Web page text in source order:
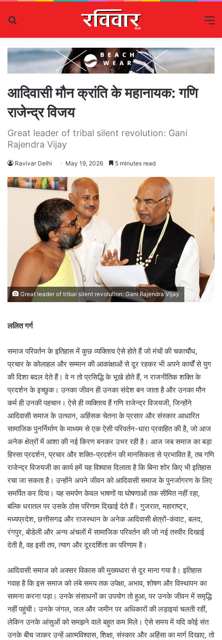
आदिवासी मौन क्रांति के महानायक: गणि
राजेन्द्र विजय
Great leader of tribal silent revolution: Gani
Rajendra Vijay
Ravivar Delhi May 19, 2026 5 minutes read
Great leader of tribal silent revolution: Gani Rajendra Vijay
ललित गर्ग
समाज परिवर्तन के इतिहास में कुछ व्यक्तित्व ऐसे होते हैं जो मंचों की चकाचौंध,
प्रचार के कोलाहल और सम्मान की आकांक्षाओं से दूर रहकर भी अपने कार्यों से युग
की दिशा बदल देते हैं। वे न तो प्रसिद्धि के भूखे होते हैं, न राजनीतिक शक्ति के
प्रदर्शन के इच्छुक। उनका जीवन ही उनका संदेश बन जाता है और उनका मौन
कर्म ही उनकी पहचान। ऐसे ही व्यक्तित्व हैं गणि राजेन्द्र विजयजी, जिन्होंने
आदिवासी समाज के उत्थान, अहिंसक चेतना के प्रसार और संस्कार आधारित
सामाजिक पुनर्निर्माण के माध्यम से एक ऐसी परिवर्तन-धारा प्रवाहित की है, जो आज
अनेक क्षेत्रों में आशा की नई किरण बनकर उभर रही है। आज जब समाज का बड़ा
हिस्सा प्रदर्शन, प्रचार और शक्ति-प्रदर्शन की मानसिकता से प्रभावित है, तब गणि
राजेन्द्र विजयजी का कार्य हमें यह विश्वास दिलाता है कि बिना शोर किए भी इतिहास
रचा जा सकता है। उन्होंने अपने जीवन को आदिवासी समाज के पुनर्जागरण के लिए
समर्पित कर दिया। यह समर्पण केवल भाषणों या घोषणाओं तक सीमित नहीं रहा,
बल्कि धरातल पर उसके ठोस परिणाम दिखाई देते हैं। गुजरात, महाराष्ट्र,
मध्यप्रदेश, छत्तीसगढ और राजस्थान के अनेक आदिवासी क्षेत्रों-कंवाट, बलद,
रंगपुर, बोडेली और अन्य अंचलों में सामाजिक परिवर्तन की जो नई तस्वीर दिखाई
देती है, वह इसी तप, त्याग और दूरदर्शिता का परिणाम है।
आदिवासी समाज को अक्सर विकास की मुख्यधारा से दूर माना गया है। इतिहास
गवाह है कि इस समाज को लंबे समय तक उपेक्षा, अभाव, शोषण और विस्थापन का
सामना करना पड़ा। उनके संसाधनों का उपयोग तो हुआ, पर उनके जीवन में समृद्धि
नहीं पहुंची। उनके जंगल, जल और जमीन पर अधिकारों की लड़ाइयां चलती रहीं,
लेकिन उनके आंसुओं को समझने वाले बहुत कम मिले। ऐसे समय में यदि कोई संत
उनके बीच जाकर उन्हें आत्मविश्वास, शिक्षा, संस्कार और अहिंसा का मार्ग दिखाए, तो